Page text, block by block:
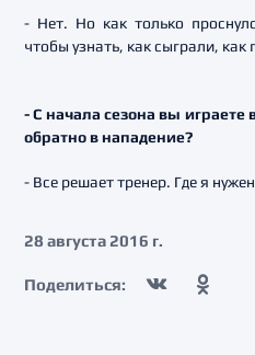
- Нет. Но как только
чтобы узнать, как сыграли, как
- С начала сезона вы играете
обратно в нападение?
- Все решает тренер. Где я
28 августа 2016 г.
Поделиться: